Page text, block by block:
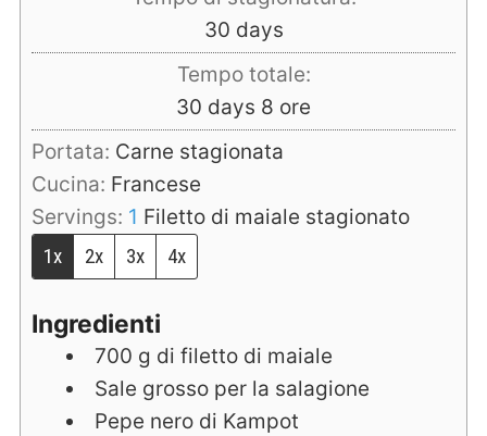
30days
days
Tempo totale:
30 days
days 8 ore
ore
Portata: Carne stagionata
Cucina: Francese
Servings: 1 Filetto di maiale stagionato
1x
2x 3x 4x
Ingredienti
700 g di filetto di maiale
Sale grosso per la salagione
Pepe nero di Kampot